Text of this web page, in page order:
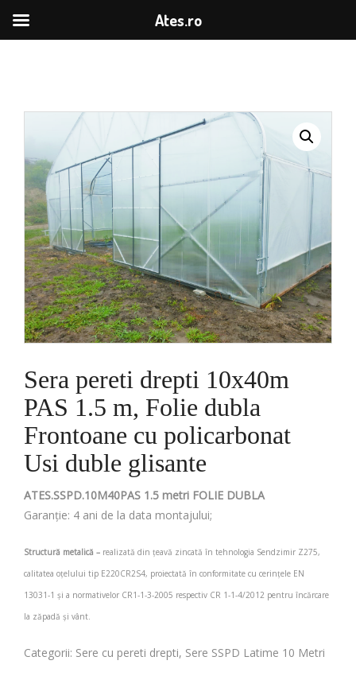
Sera pereti drepti 10x40m
PAS 1.5 m, Folie dubla
Frontoane cu policarbonat
Usi duble glisante
ATES.SSPD.10M40PAS 1.5 metri FOLIE DUBLA
Garanție: 4 ani de la data montajului;
Structură metalică – realizată din țeavă zincată în tehnologia Sendzimir Z275,
calitatea oțelului tip E220CR2S4, proiectată în conformitate cu cerințele EN
13031-1 și a normativelor CR1-1-3-2005 respectiv CR 1-1-4/2012 pentru încărcare
la zăpadă și vânt.
Categorii: Sere cu pereti drepti, Sere SSPD Latime 10 Metri
Ates.ro